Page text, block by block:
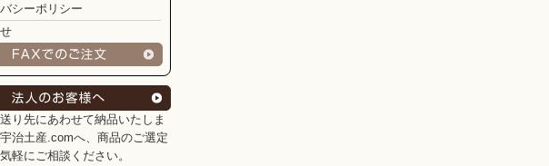
シーポリシー
り先にあわせて納品いたしま
治土産.comへ、商品のご選定
軽にご相談ください。